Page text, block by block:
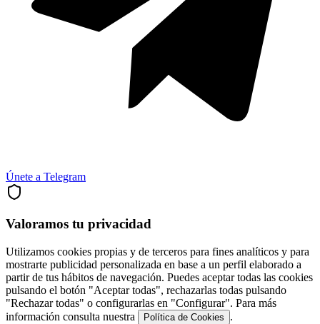
Únete a Telegram
Valoramos tu privacidad
Utilizamos cookies propias y de terceros para fines analíticos y para
mostrarte publicidad personalizada en base a un perfil elaborado a
partir de tus hábitos de navegación. Puedes aceptar todas las cookies
pulsando el botón "Aceptar todas", rechazarlas todas pulsando
"Rechazar todas" o configurarlas en "Configurar". Para más
información consulta nuestra
Política de Cookies .